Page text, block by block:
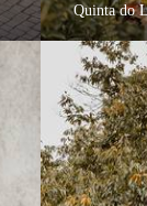
Quinta do